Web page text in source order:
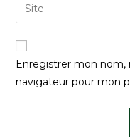
Enregistrer mon nom,
navigateur pour mon